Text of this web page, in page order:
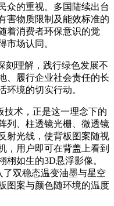
众的重视。多国陆续出台
害物质限制及能效标准的
着消费者环保意识的觉
市场认同。
刻理解，践行绿色发展不
、履行企业社会责任的长
环境的切实行动。
技术，正是这一理念下的
列、柱透镜光栅、微透镜
射光线，使背板图案随视
，用户即可在背盖上看到
栩如生的3D悬浮影像。
双稳态温变油墨与星空
图案与颜色随环境的温度